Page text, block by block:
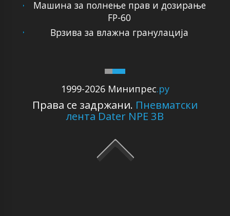
1999-2026 Минипрес.ру
Права се задржани. Пневматски
лента Dater NPE 3B
Машина за полнење прав и дозирање
FP-60
Врзива за влажна гранулација